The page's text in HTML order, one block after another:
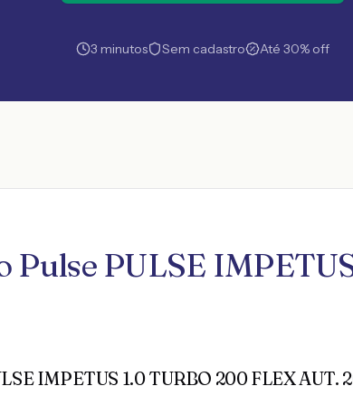
3 minutos Sem cadastro Até 30% off
Pulse PULSE
IMPETUS 1.0 TURBO 200 FLEX AUT.